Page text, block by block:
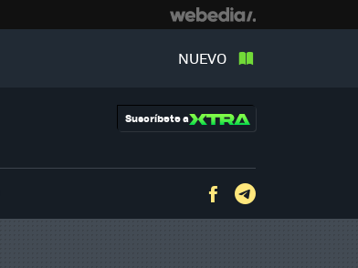
NUEVO
Suscríbete a
Facebook